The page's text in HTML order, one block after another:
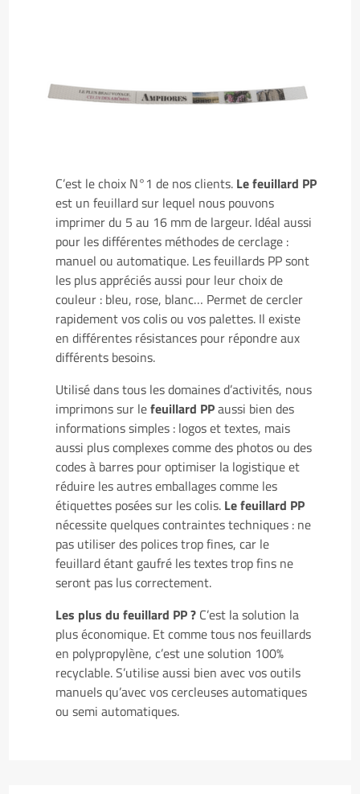
C’est le choix N°1 de nos clients. Le feuillard PP
est un feuillard sur lequel nous pouvons
imprimer du 5 au 16 mm de largeur. Idéal aussi
pour les différentes méthodes de cerclage :
manuel ou automatique. Les feuillards PP sont
les plus appréciés aussi pour leur choix de
couleur : bleu, rose, blanc… Permet de cercler
rapidement vos colis ou vos palettes. Il existe
en différentes résistances pour répondre aux
différents besoins.
Utilisé dans tous les domaines d’activités, nous
imprimons sur lefeuillard PPaussi bien des
informations simples : logos et textes, mais
aussi plus complexes comme des photos ou des
codes à barres pour optimiser la logistique et
réduire les autres emballages comme les
étiquettes posées sur les colis. Le feuillard PP
nécessite quelques contraintes techniques : ne
pas utiliser des polices trop fines, car le
feuillard étant gaufré les textes trop fins ne
seront pas lus correctement.
Les plus du feuillard PP ? C’est la solution la
plus économique. Et comme tous nos feuillards
en polypropylène, c’est une solution 100%
recyclable. S’utilise aussi bien avec vos outils
manuels qu’avec vos cercleuses automatiques
ou semi automatiques.